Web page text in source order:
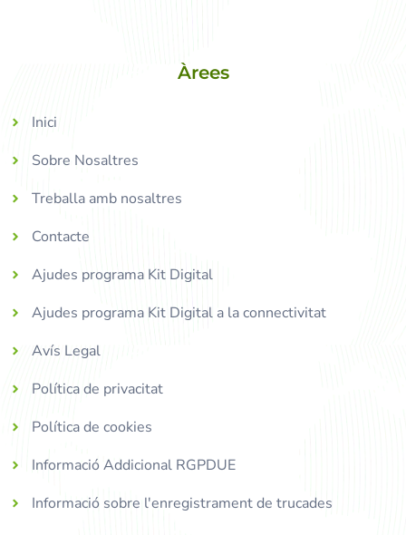
Àrees
Inici
Sobre Nosaltres
Treballa amb nosaltres
Contacte
Ajudes programa Kit Digital
Ajudes programa Kit Digital a la connectivitat
Avís Legal
Política de privacitat
Política de cookies
Informació Addicional RGPDUE
Informació sobre l'enregistrament de trucades